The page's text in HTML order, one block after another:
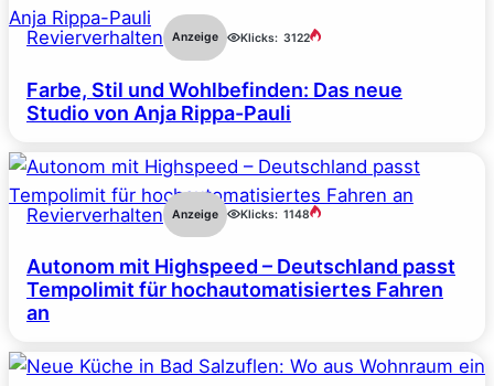
Revierverhalten Anzeige Klicks: 3122
Farbe, Stil und Wohlbefinden: Das neue
Studio von Anja Rippa-Pauli
Revierverhalten Anzeige Klicks: 1148
Autonom mit Highspeed – Deutschland passt
Tempolimit für hochautomatisiertes Fahren
an